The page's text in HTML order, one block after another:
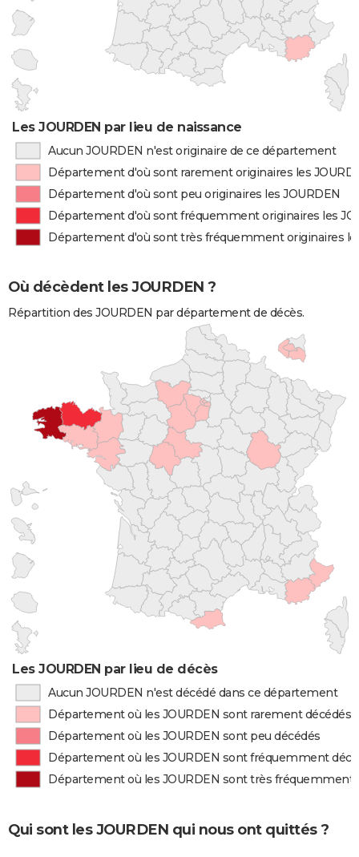
Les JOURDEN par lieu de naissance
Aucun JOURDEN n'est originaire de ce département
Département d'où sont rarement originaires les
Département d'où sont peu originaires les JOURDEN
Département d'où sont fréquemment originaires les
Département d'où sont très fréquemment originaires
Où décèdent les JOURDEN ?
Répartition des JOURDEN par département de décès.
Les JOURDEN par lieu de décès
Aucun JOURDEN n'est décédé dans ce département
Département où les JOURDEN sont rarement décédés
Département où les JOURDEN sont peu décédés
Département où les JOURDEN sont fréquemment
Département où les JOURDEN sont très fréquemment
Qui sont les JOURDEN qui nous ont quittés ?